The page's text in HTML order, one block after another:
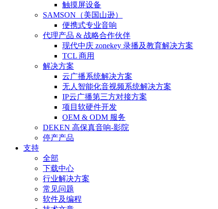
触摸屏设备
SAMSON（美国山逊）
便携式专业音响
代理产品 & 战略合作伙伴
现代中庆 zonekey 录播及教育解决方案
TCL 商用
解决方案
云广播系统解决方案
无人智能化音视频系统解决方案
IP云广播第三方对接方案
项目软硬件开发
OEM & ODM 服务
DEKEN 高保真音响-影院
停产产品
支持
全部
下载中心
行业解决方案
常见问题
软件及编程